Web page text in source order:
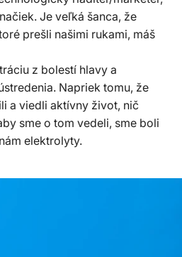
Je veľká šanca, že
prešli našimi rukami, máš
z bolestí hlavy a
Napriek tomu, že
a viedli aktívny život, nič
sme o tom vedeli, sme boli
elektrolyty.